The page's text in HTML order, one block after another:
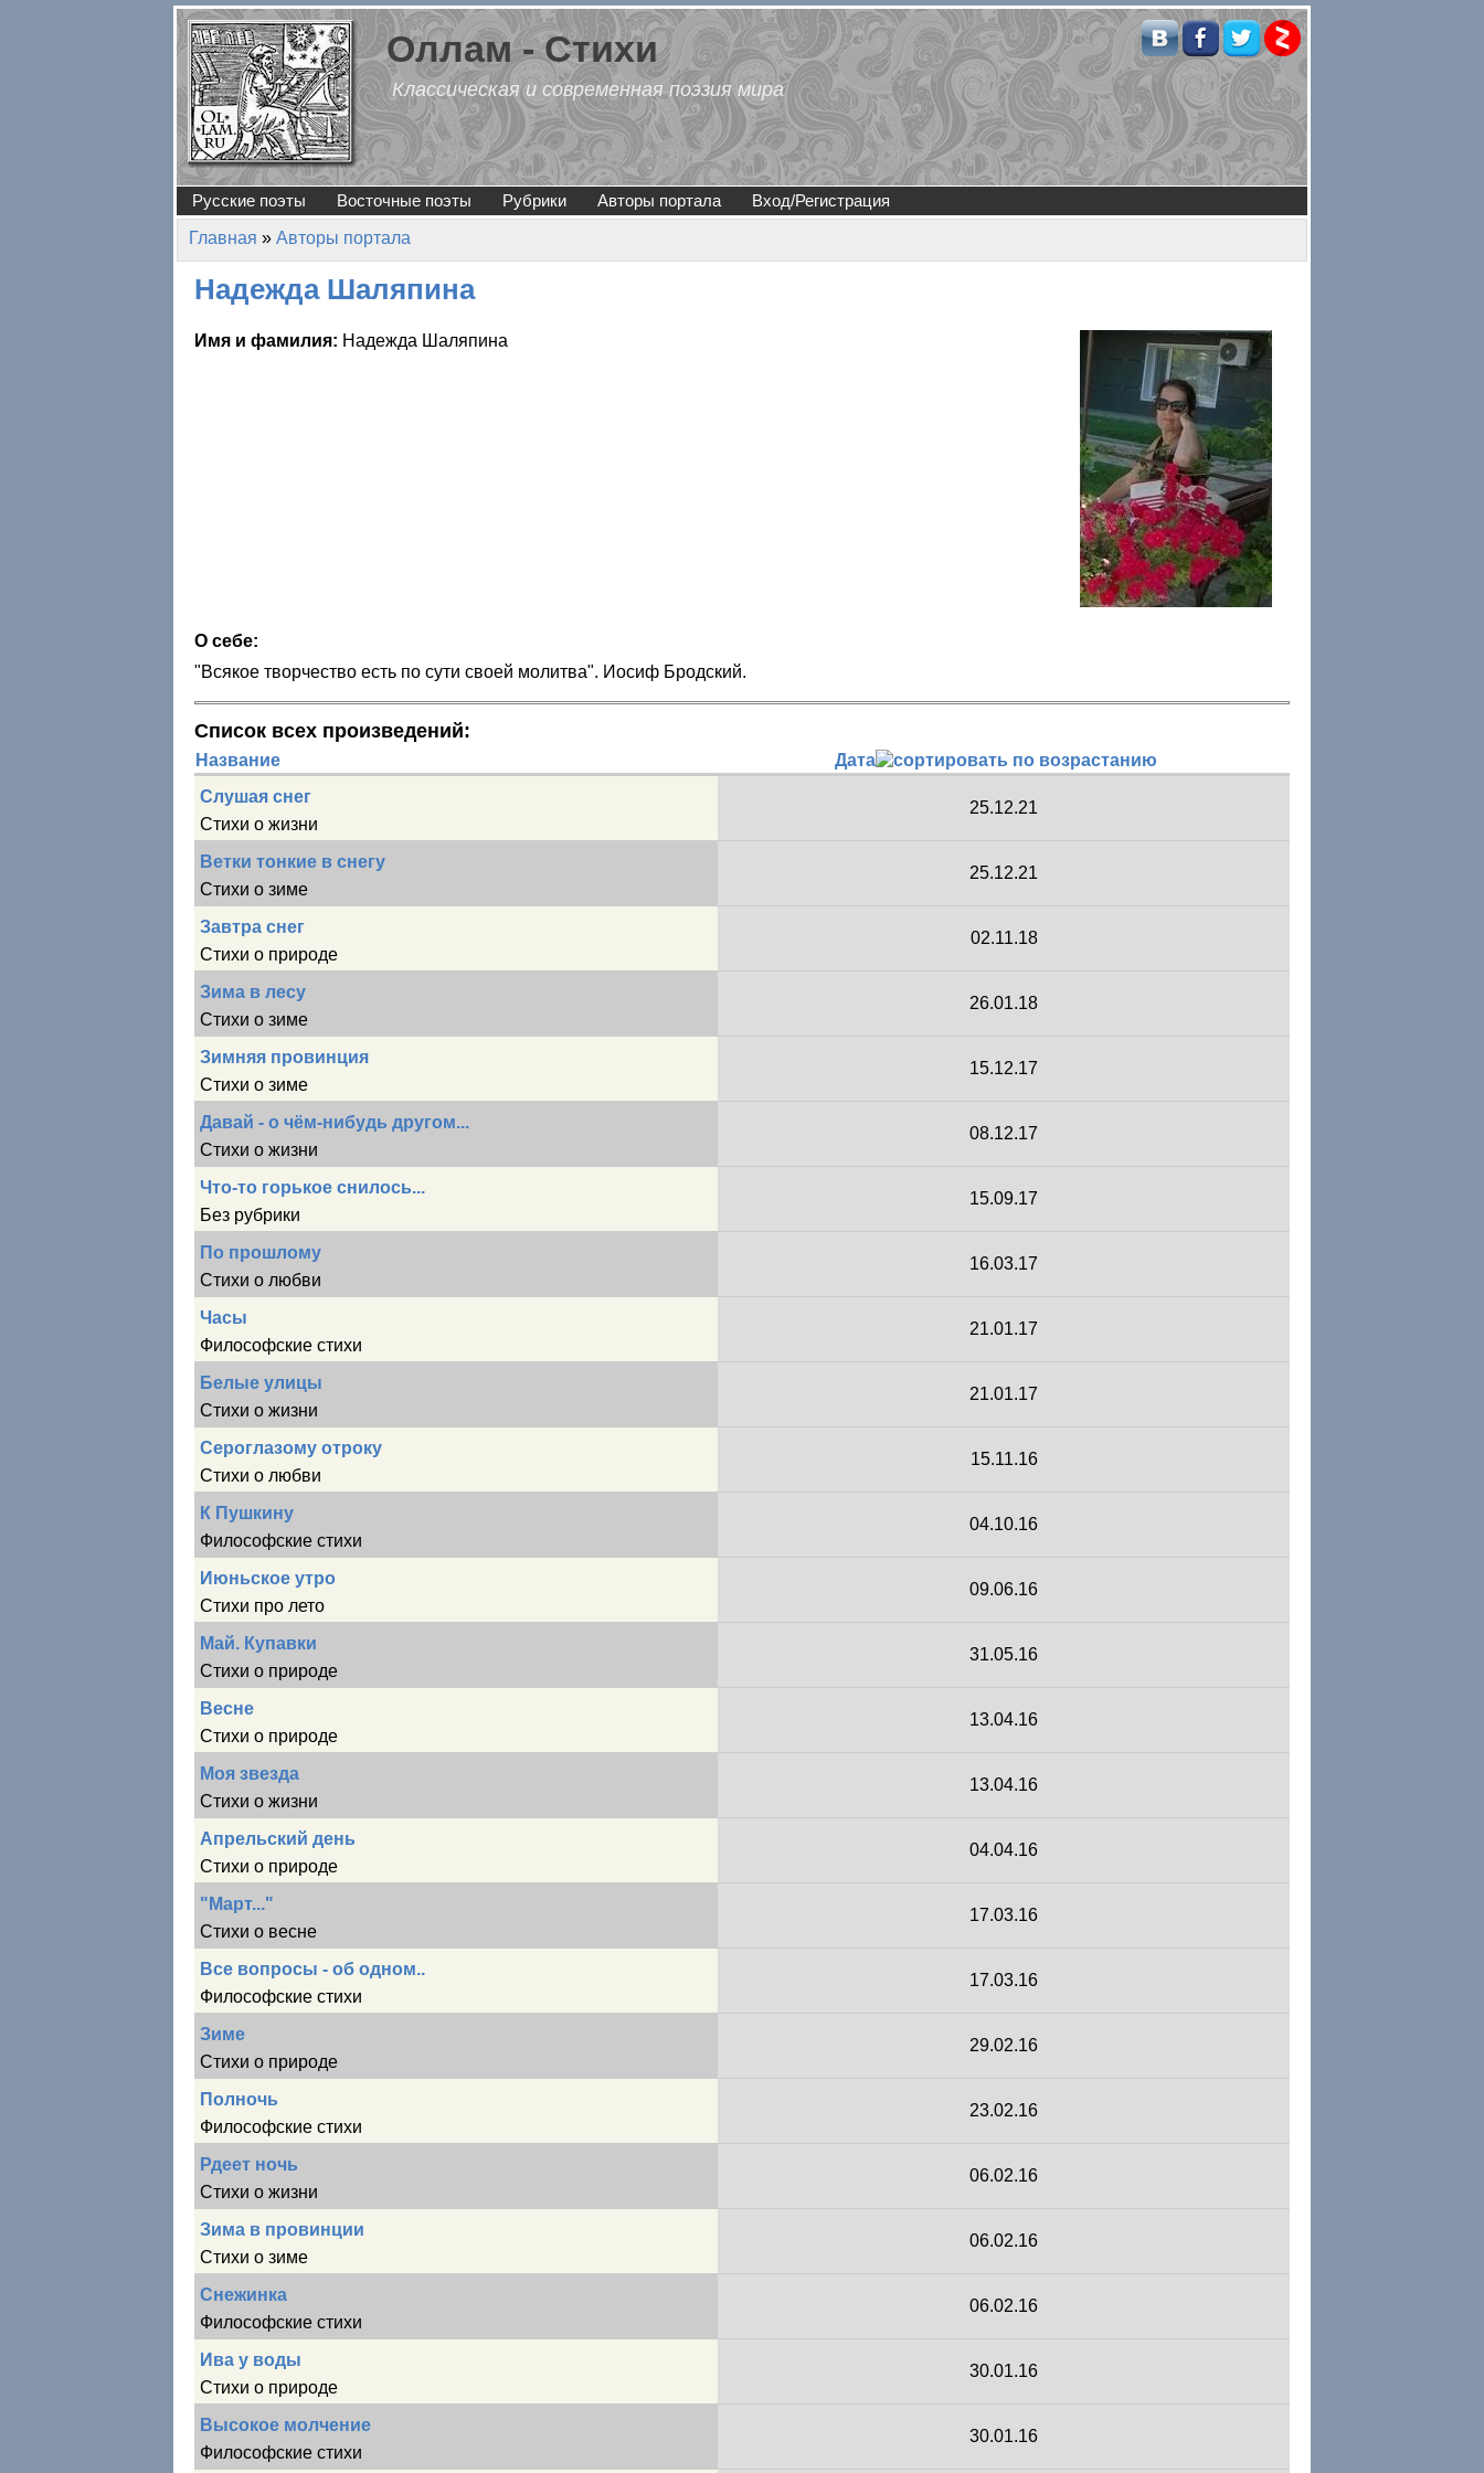
Перейти к основному содержанию
Оллам - Стихи
Классическая и современная поэзия мира
Русские поэты Восточные поэты Рубрики Авторы портала Вход/Регистрация
Вы здесь
Главная » Авторы портала
Надежда Шаляпина
Имя и фамилия: Надежда Шаляпина
О себе:
"Всякое творчество есть по сути своей молитва". Иосиф Бродский.
Список всех произведений:
Название
Дата
Слушая снег
Стихи о жизни
25.12.21
Ветки тонкие в снегу
Стихи о зиме
25.12.21
Завтра снег
Стихи о природе
02.11.18
Зима в лесу
Стихи о зиме
26.01.18
Зимняя провинция
Стихи о зиме
15.12.17
Давай - о чём-нибудь другом...
Стихи о жизни
08.12.17
Что-то горькое снилось...
Без рубрики
15.09.17
По прошлому
Стихи о любви
16.03.17
Часы
Философские стихи
21.01.17
Белые улицы
Стихи о жизни
21.01.17
Сероглазому отроку
Стихи о любви
15.11.16
К Пушкину
Философские стихи
04.10.16
Июньское утро
Стихи про лето
09.06.16
Май. Купавки
Стихи о природе
31.05.16
Весне
Стихи о природе
13.04.16
Моя звезда
Стихи о жизни
13.04.16
Апрельский день
Стихи о природе
04.04.16
"Март..."
Стихи о весне
17.03.16
Все вопросы - об одном..
Философские стихи
17.03.16
Зиме
Стихи о природе
29.02.16
Полночь
Философские стихи
23.02.16
Рдеет ночь
Стихи о жизни
06.02.16
Зима в провинции
Стихи о зиме
06.02.16
Снежинка
Философские стихи
06.02.16
Ива у воды
Стихи о природе
30.01.16
Высокое молчение
Философские стихи
30.01.16